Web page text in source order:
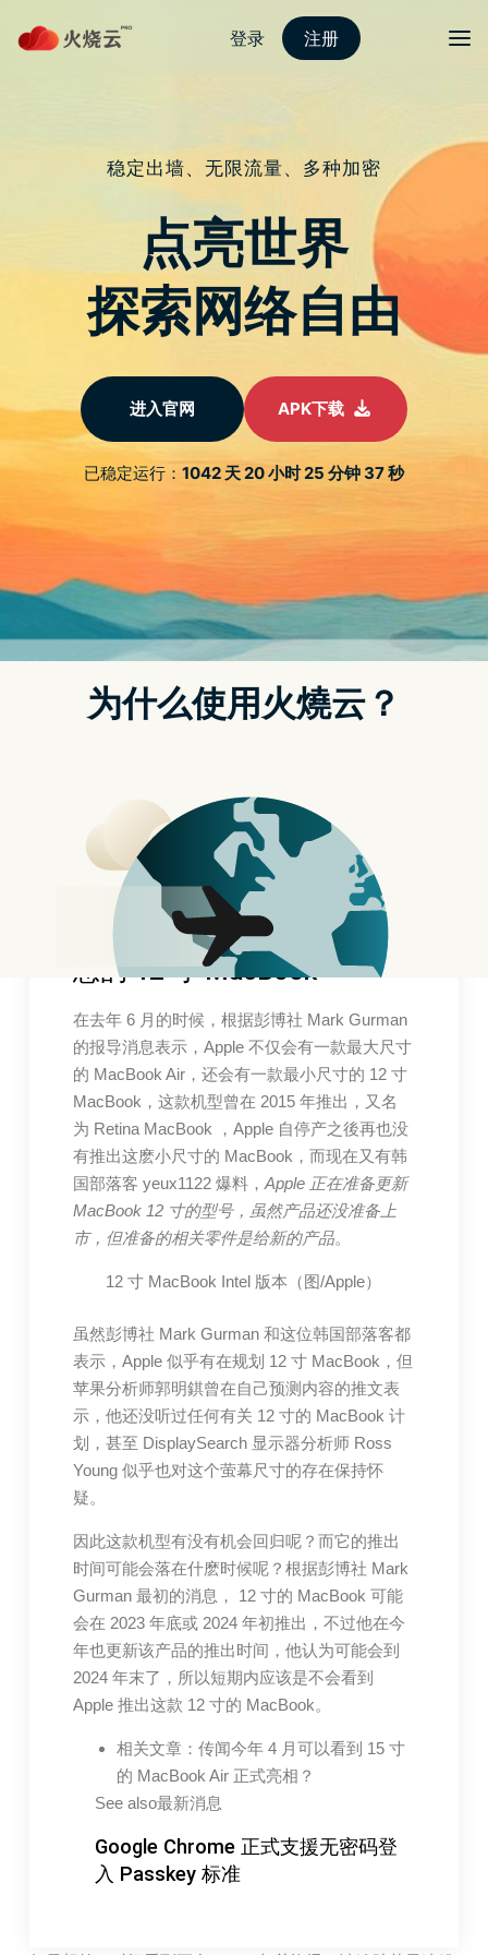
红海pro加速器
目录 Search
Apple 仍在计划让 12 寸
MacBook 卷土重来？ –
苹果迷 APPLEFANS
16/02/2023 APPLEFANS 蘋果迷
首页 动态
APPLEFANS
MacBook 15\
是既有的产品线规划，因此也引起大家的好奇
与关注，而除了这款 15 寸 MacBook 之外，
Apple 似乎也正在规划让 12 寸 MacBook 卷土
重来。
消息不明确，但却持续有消
息的 12 寸 MacBook
在去年 6 月的时候，根据彭博社 Mark Gurman
的报导消息表示，Apple 不仅会有一款最大尺寸
的 MacBook Air，还会有一款最小尺寸的 12 寸
MacBook，这款机型曾在 2015 年推出，又名
为 Retina MacBook ，Apple 自停产之後再也没
有推出这麽小尺寸的 MacBook，而现在又有韩
国部落客 yeux1122 爆料， Apple 正在准备更新
MacBook 12 寸的型号，虽然产品还没准备上
市，但准备的相关零件是给新的产品。
12 寸 MacBook Intel 版本（图/Apple）
虽然彭博社 Mark Gurman 和这位韩国部落客都
表示，Apple 似乎有在规划 12 寸 MacBook，但
苹果分析师郭明錤曾在自己预测内容的推文表
示，他还没听过任何有关 12 寸的 MacBook 计
划，甚至 DisplaySearch 显示器分析师 Ross
Young 似乎也对这个萤幕尺寸的存在保持怀
疑。
因此这款机型有没有机会回归呢？而它的推出
时间可能会落在什麽时候呢？根据彭博社 Mark
Gurman 最初的消息， 12 寸的 MacBook 可能
会在 2023 年底或 2024 年初推出，不过他在今
年也更新该产品的推出时间，他认为可能会到
2024 年末了，所以短期内应该是不会看到
Apple 推出这款 12 寸的 MacBook。
相关文章：传闻今年 4 月可以看到 15 寸
的 MacBook Air 正式亮相？
See also最新消息
Google Chrome 正式支援无密码登
入 Passkey 标准
Post